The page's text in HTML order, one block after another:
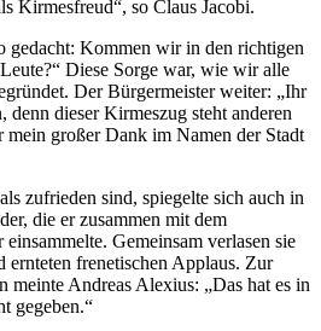
Kirmesfreud“, so Claus Jacobi.
gedacht: Kommen wir in den richtigen
Diese Sorge war, wie wir alle
Der Bürgermeister weiter: „Ihr
denn dieser Kirmeszug steht anderen
großer Dank im Namen der Stadt
zufrieden sind, spiegelte sich auch in
die er zusammen mit dem
Gemeinsam verlasen sie
frenetischen Applaus. Zur
meinte Andreas Alexius: „Das hat es in
gegeben.“